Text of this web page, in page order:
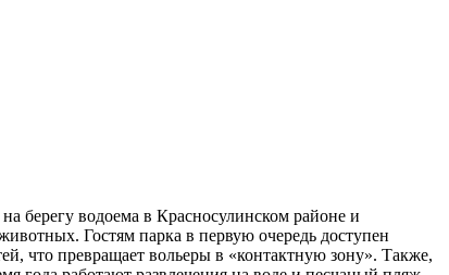
берегу водоема в Красносулинском районе и
Гостям парка в первую очередь доступен
что превращает вольеры в «контактную зону». Также,